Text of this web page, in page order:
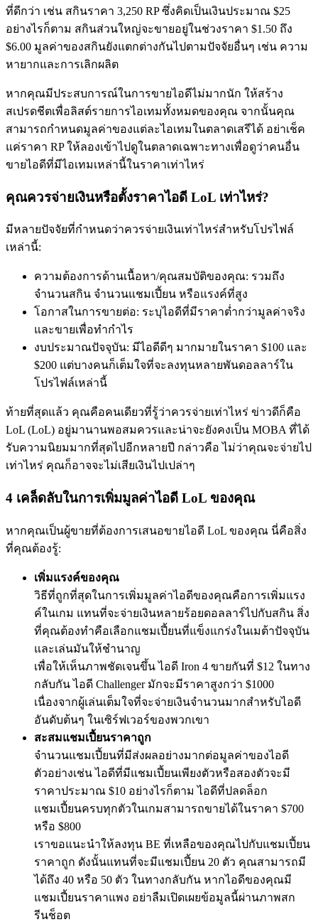
ที่ดีกว่า เช่น สกินราคา 3,250 RP ซึ่งคิดเป็นเงินประมาณ $25
อย่างไรก็ตาม สกินส่วนใหญ่จะขายอยู่ในช่วงราคา $1.50 ถึง
$6.00 มูลค่าของสกินยังแตกต่างกันไปตามปัจจัยอื่นๆ เช่น ความ
หายากและการเลิกผลิต
หากคุณมีประสบการณ์ในการขายไอดีไม่มากนัก ให้สร้าง
สเปรดชีตเพื่อลิสต์รายการไอเทมทั้งหมดของคุณ จากนั้นคุณ
สามารถกำหนดมูลค่าของแต่ละไอเทมในตลาดเสรีได้ อย่าเช็ค
แค่ราคา RP ให้ลองเข้าไปดูในตลาดเฉพาะทางเพื่อดูว่าคนอื่น
ขายไอดีที่มีไอเทมเหล่านี้ในราคาเท่าไหร่
คุณควรจ่ายเงินหรือตั้งราคาไอดี LoL เท่าไหร่?
มีหลายปัจจัยที่กำหนดว่าควรจ่ายเงินเท่าไหร่สำหรับโปรไฟล์
เหล่านี้:
ความต้องการด้านเนื้อหา/คุณสมบัติของคุณ: รวมถึง
จำนวนสกิน จำนวนแชมเปี้ยน หรือแรงค์ที่สูง
โอกาสในการขายต่อ: ระบุไอดีที่มีราคาต่ำกว่ามูลค่าจริง
และขายเพื่อทำกำไร
งบประมาณปัจจุบัน: มีไอดีดีๆ มากมายในราคา $100 และ
$200 แต่บางคนก็เต็มใจที่จะลงทุนหลายพันดอลลาร์ใน
โปรไฟล์เหล่านี้
ท้ายที่สุดแล้ว คุณคือคนเดียวที่รู้ว่าควรจ่ายเท่าไหร่ ข่าวดีก็คือ
LoL (LoL) อยู่มานานพอสมควรและน่าจะยังคงเป็น MOBA ที่ได้
รับความนิยมมากที่สุดไปอีกหลายปี กล่าวคือ ไม่ว่าคุณจะจ่ายไป
เท่าไหร่ คุณก็อาจจะไม่เสียเงินไปเปล่าๆ
4 เคล็ดลับในการเพิ่มมูลค่าไอดี LoL ของคุณ
หากคุณเป็นผู้ขายที่ต้องการเสนอขายไอดี LoL ของคุณ นี่คือสิ่ง
ที่คุณต้องรู้:
เพิ่มแรงค์ของคุณ
วิธีที่ถูกที่สุดในการเพิ่มมูลค่าไอดีของคุณคือการเพิ่มแรง
ค์ในเกม แทนที่จะจ่ายเงินหลายร้อยดอลลาร์ไปกับสกิน สิ่ง
ที่คุณต้องทำคือเลือกแชมเปี้ยนที่แข็งแกร่งในเมต้าปัจจุบัน
และเล่นมันให้ชำนาญ
เพื่อให้เห็นภาพชัดเจนขึ้น ไอดี Iron 4 ขายกันที่ $12 ในทาง
กลับกัน ไอดี Challenger มักจะมีราคาสูงกว่า $1000
เนื่องจากผู้เล่นเต็มใจที่จะจ่ายเงินจำนวนมากสำหรับไอดี
อันดับต้นๆ ในเซิร์ฟเวอร์ของพวกเขา
สะสมแชมเปี้ยนราคาถูก
จำนวนแชมเปี้ยนที่มีส่งผลอย่างมากต่อมูลค่าของไอดี
ตัวอย่างเช่น ไอดีที่มีแชมเปี้ยนเพียงตัวหรือสองตัวจะมี
ราคาประมาณ $10 อย่างไรก็ตาม ไอดีที่ปลดล็อก
แชมเปี้ยนครบทุกตัวในเกมสามารถขายได้ในราคา $700
หรือ $800
เราขอแนะนำให้ลงทุน BE ที่เหลือของคุณไปกับแชมเปี้ยน
ราคาถูก ดังนั้นแทนที่จะมีแชมเปี้ยน 20 ตัว คุณสามารถมี
ได้ถึง 40 หรือ 50 ตัว ในทางกลับกัน หากไอดีของคุณมี
แชมเปี้ยนราคาแพง อย่าลืมเปิดเผยข้อมูลนี้ผ่านภาพสก
รีนช็อต